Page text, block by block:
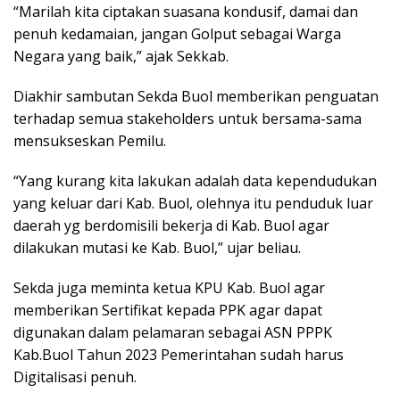
“Marilah kita ciptakan suasana kondusif, damai dan
penuh kedamaian, jangan Golput sebagai Warga
Negara yang baik,” ajak Sekkab.
Diakhir sambutan Sekda Buol memberikan penguatan
terhadap semua stakeholders untuk bersama-sama
mensukseskan Pemilu.
“Yang kurang kita lakukan adalah data kependudukan
yang keluar dari Kab. Buol, olehnya itu penduduk luar
daerah yg berdomisili bekerja di Kab. Buol agar
dilakukan mutasi ke Kab. Buol,” ujar beliau.
Sekda juga meminta ketua KPU Kab. Buol agar
memberikan Sertifikat kepada PPK agar dapat
digunakan dalam pelamaran sebagai ASN PPPK
Kab.Buol Tahun 2023 Pemerintahan sudah harus
Digitalisasi penuh.